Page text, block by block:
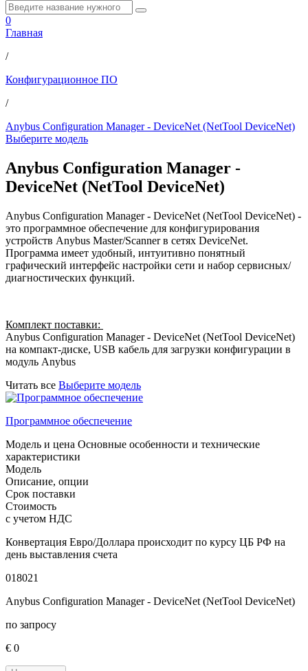
0
Главная
/
Конфигурационное ПО
/
Anybus Configuration Manager - DeviceNet (NetTool DeviceNet)
Выберите модель
Anybus Configuration Manager -
DeviceNet (NetTool DeviceNet)
Anybus Configuration Manager - DeviceNet (NetTool DeviceNet) -
это программное обеспечение для конфигурирования
устройств Anybus Master/Scanner в сетях DeviceNet.
Программа имеет удобный, интуитивно понятный
графический интерфейс настройки сети и набор сервисных/
диагностических функций.
Комплект поставки:
Anybus Configuration Manager - DeviceNet (NetTool DeviceNet)
на компакт-диске, USB кабель для загрузки конфигурации в
модуль Anybus
Читать все Выберите модель
Программное обеспечение
Модель и цена Основные особенности и технические
характеристики
Модель
Описание, опции
Срок поставки
Стоимость
с учетом НДС
Конвертация Евро/Доллара происходит по курсу ЦБ РФ на
день выставления счета
018021
Anybus Configuration Manager - DeviceNet (NetTool DeviceNet)
по запросу
€ 0